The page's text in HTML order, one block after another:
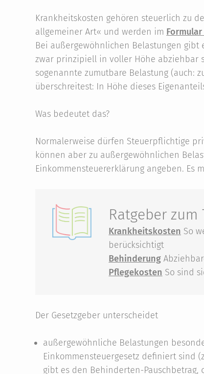
Krankheitskosten gehören steuerlich zu
allgemeiner Art« und werden im
Bei außergewöhnlichen Belastungen
zwar prinzipiell in voller Höhe abziehbar
sogenannte zumutbare Belastung (auch:
überschreitest: In Höhe dieses
Was bedeutet das?
Normalerweise dürfen Steuerpflichtige
können aber zu außergewöhnlichen
Einkommensteuererklärung angeben. Es
Ratgeber zum
Krankheitskosten So
berücksichtigt
Behinderung
Pflegekosten So sind
Der Gesetzgeber unterscheidet
außergewöhnliche Belastungen
Einkommensteuergesetz definiert sind
gibt es den Behinderten-Pauschbetrag,